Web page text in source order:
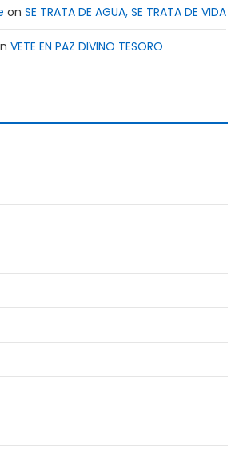
on SE TRATA DE AGUA, SE TRATA DE VIDA
VETE EN PAZ DIVINO TESORO